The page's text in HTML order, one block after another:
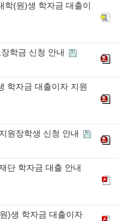
학(원)생 학자금 대출이
학금 신청 안내
학자금 대출이자 지원
원장학생 신청 안내
단 학자금 대출 안내
)생 학자금 대출이자